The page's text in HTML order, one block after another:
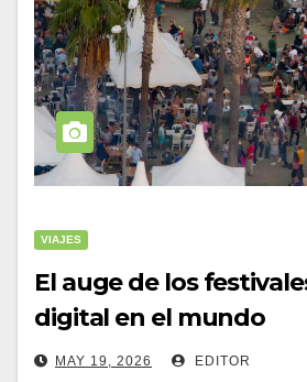
VIAJES
El auge de los
digital en el mundo
contemporáneo (auge
MAY 19, 2026 EDITOR